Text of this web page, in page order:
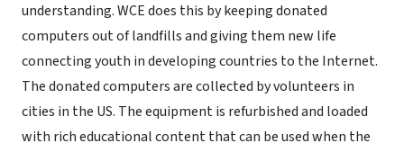
understanding. WCE does this by keeping donated
computers out of landfills and giving them new life
connecting youth in developing countries to the Internet.
The donated computers are collected by volunteers in
cities in the US. The equipment is refurbished and loaded
with rich educational content that can be used when the